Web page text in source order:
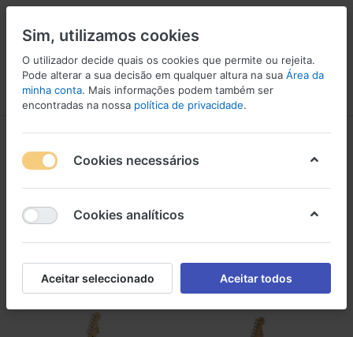
Menu Iniciar sessão Comparar Lista de Desejos
1-24de
Modelos ST
Sim, utilizamos cookies
O utilizador decide quais os cookies que permite ou rejeita.
Pode alterar a sua decisão em qualquer altura na sua Área da
minha conta. Mais informações podem também ser
encontradas na nossa política de privacidade.
Cookies necessários
Cookies analíticos
Aceitar seleccionado Aceitar todos